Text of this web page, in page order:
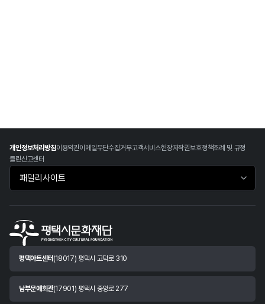
개인정보처리방침이용약관이메일무단수집거부고객서비스헌장저작권보호정책조례 및 규정
클린신고센터
패밀리사이트 바로가기
평택아트센터 (18017) 평택시 고덕로 310
남부문예회관(17901) 평택시 중앙로 277